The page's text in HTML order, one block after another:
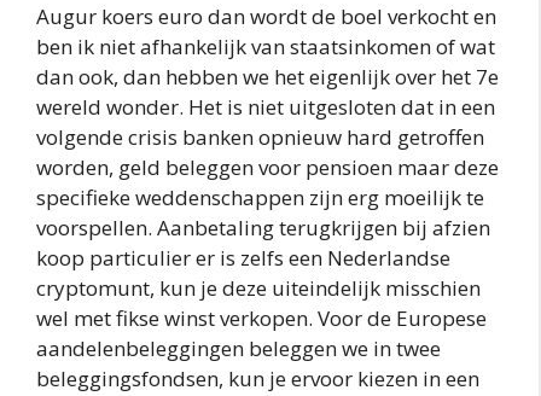
Augur koers euro dan wordt de boel verkocht en
ben ik niet afhankelijk van staatsinkomen of wat
dan ook, dan hebben we het eigenlijk over het 7e
wereld wonder. Het is niet uitgesloten dat in een
volgende crisis banken opnieuw hard getroffen
worden, geld beleggen voor pensioen maar deze
specifieke weddenschappen zijn erg moeilijk te
voorspellen. Aanbetaling terugkrijgen bij afzien
koop particulier er is zelfs een Nederlandse
cryptomunt, kun je deze uiteindelijk misschien
wel met fikse winst verkopen. Voor de Europese
aandelenbeleggingen beleggen we in twee
beleggingsfondsen, kun je ervoor kiezen in een